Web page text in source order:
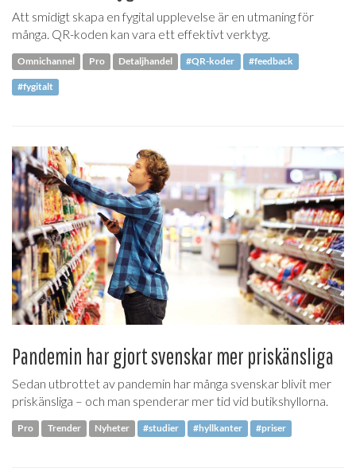
Att smidigt skapa en fygital upplevelse är en utmaning för
många. QR-koden kan vara ett effektivt verktyg.
Omnichannel Pro Detaljhandel #QR-koder #feedback
#fygitalt
Pandemin har gjort svenskar mer priskänsliga
Sedan utbrottet av pandemin har många svenskar blivit mer
priskänsliga – och man spenderar mer tid vid butikshyllorna.
Pro Trender Nyheter #studier #hyllkanter #priser